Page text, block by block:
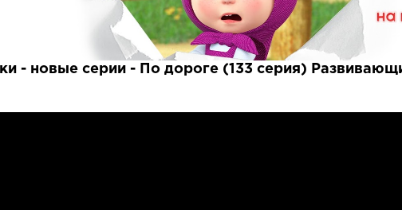
- новые серии - По дороге (133 серия)